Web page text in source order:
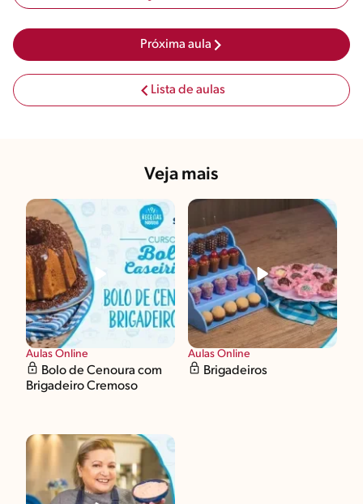
Próxima aula
Lista de aulas
Veja mais
Aulas Online
Bolo de Cenoura com
Brigadeiro Cremoso
Aulas Online
Brigadeiros